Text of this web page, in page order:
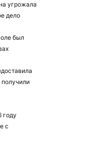
угрожала
дело
был
году
с